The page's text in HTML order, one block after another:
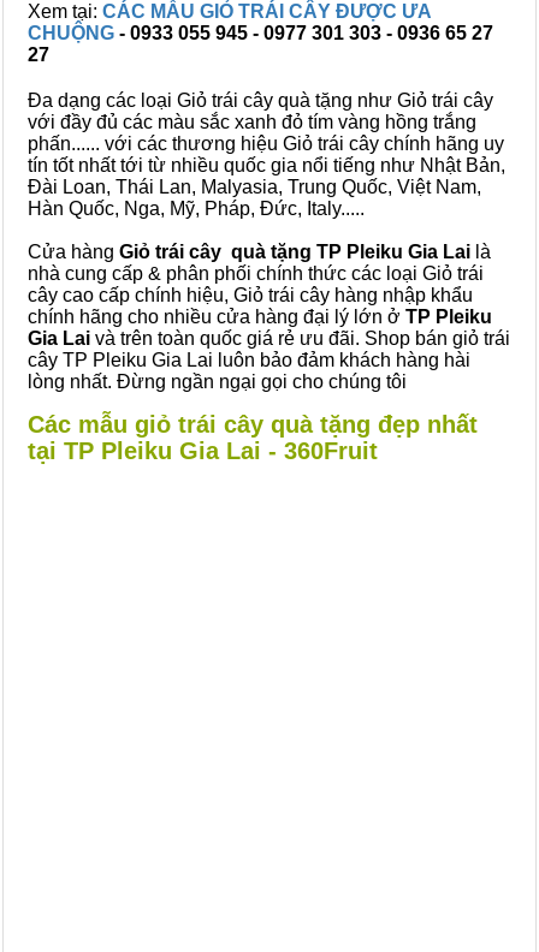
Xem tại: CÁC MẪU GIỎ TRÁI CÂY ĐƯỢC ƯA
CHUỘNG - 0933 055 945 - 0977 301 303 - 0936 65 27
27
Đa dạng các loại Giỏ trái cây quà tặng như Giỏ trái cây
với đầy đủ các màu sắc xanh đỏ tím vàng hồng trắng
phấn...... với các thương hiệu Giỏ trái cây chính hãng uy
tín tốt nhất tới từ nhiều quốc gia nổi tiếng như Nhật Bản,
Đài Loan, Thái Lan, Malyasia, Trung Quốc, Việt Nam,
Hàn Quốc, Nga, Mỹ, Pháp, Đức, Italy.....
Cửa hàng Giỏ trái cây quà tặng TP Pleiku Gia Lai là
nhà cung cấp & phân phối chính thức các loại Giỏ trái
cây cao cấp chính hiệu, Giỏ trái cây hàng nhập khẩu
chính hãng cho nhiều cửa hàng đại lý lớn ở TP Pleiku
Gia Lai và trên toàn quốc giá rẻ ưu đãi. Shop bán giỏ trái
cây TP Pleiku Gia Lai luôn bảo đảm khách hàng hài
lòng nhất. Đừng ngần ngại gọi cho chúng tôi
Các mẫu giỏ trái cây quà tặng đẹp nhất
tại TP Pleiku Gia Lai - 360Fruit